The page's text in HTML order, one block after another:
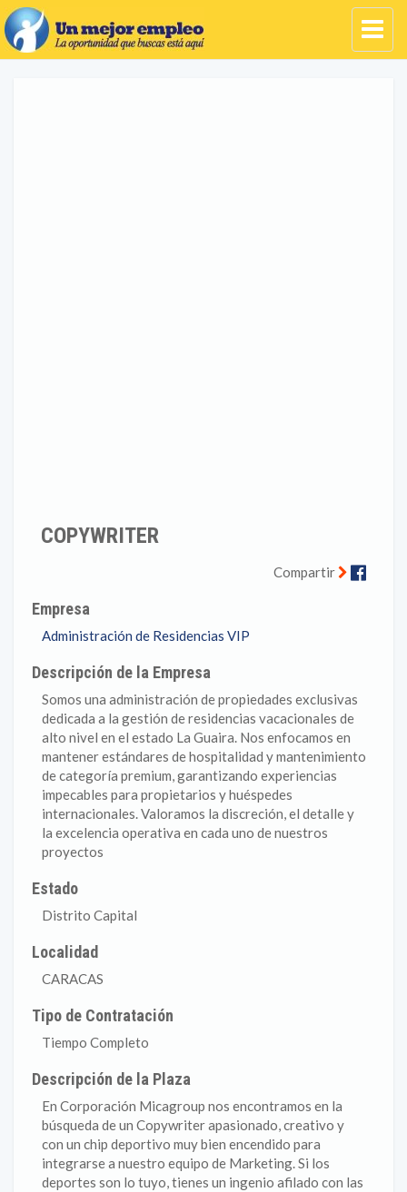
COPYWRITER
Compartir
Empresa
Administración de Residencias VIP
Descripción de la Empresa
Somos una administración de propiedades exclusivas
dedicada a la gestión de residencias vacacionales de
alto nivel en el estado La Guaira. Nos enfocamos en
mantener estándares de hospitalidad y mantenimiento
de categoría premium, garantizando experiencias
impecables para propietarios y huéspedes
internacionales. Valoramos la discreción, el detalle y
la excelencia operativa en cada uno de nuestros
proyectos
Estado
Distrito Capital
Localidad
CARACAS
Tipo de Contratación
Tiempo Completo
Descripción de la Plaza
En Corporación Micagroup nos encontramos en la
búsqueda de un Copywriter apasionado, creativo y
con un chip deportivo muy bien encendido para
integrarse a nuestro equipo de Marketing. Si los
deportes son lo tuyo, tienes un ingenio afilado con las